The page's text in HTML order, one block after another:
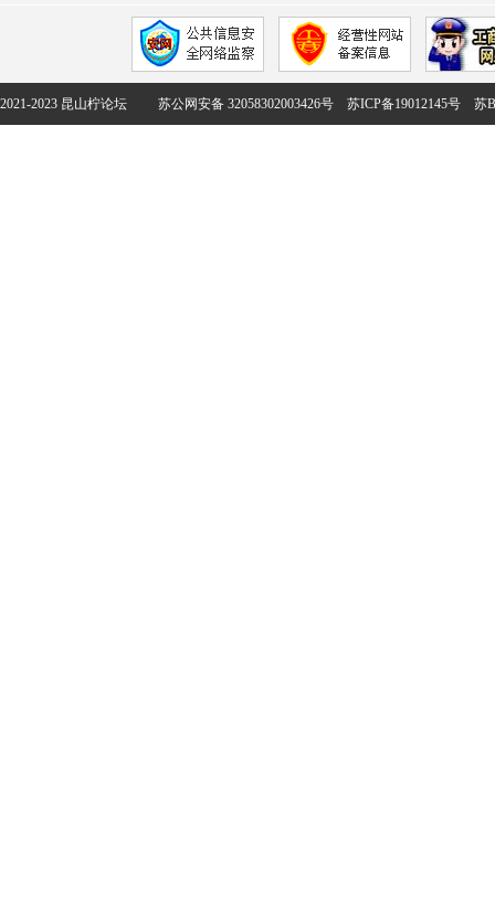
2021-2023 昆山柠论坛 苏公网安备 32058302003426号 苏ICP备19012145号 苏